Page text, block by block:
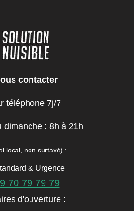
contacter
téléphone 7j/7
dimanche : 8h à 21h
local, non surtaxé) :
& Urgence
70 79 79 79
d'ouverture :